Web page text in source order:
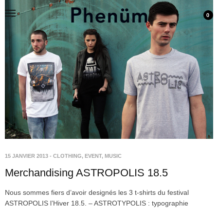
0
15 JANVIER 2013 - CLOTHING, EVENT, MUSIC
Merchandising ASTROPOLIS 18.5
Nous sommes fiers d’avoir designés les 3 t-shirts du festival
ASTROPOLIS l’Hiver 18.5. – ASTROTYPOLIS : typographie